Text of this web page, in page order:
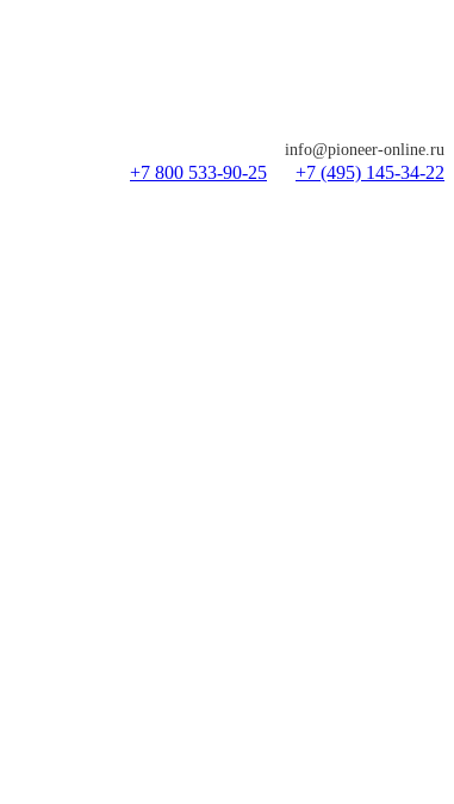
info@pioneer-online.ru
+7 800 533-90-25
+7 (495) 145-34-22